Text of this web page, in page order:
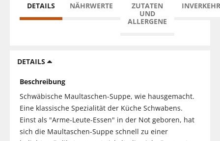
DETAILS NÄHRWERTE
ZUTATEN
UND
ALLERGENE
DETAILS
Beschreibung
Schwäbische Maultaschen-Suppe, wie hausgemacht.
Eine klassische Spezialität der Küche Schwabens.
Einst als "Arme-Leute-Essen" in der Not geboren, hat
sich die Maultaschen-Suppe schnell zu einer